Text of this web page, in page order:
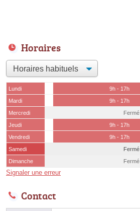
Horaires
Lundi
9h - 17h
Mardi
9h - 17h
Mercredi
Fermé
Jeudi
9h - 17h
Vendredi
9h - 17h
Samedi
Fermé
Dimanche
Fermé
Signaler une erreur
Contact